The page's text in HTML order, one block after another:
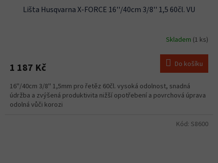
Lišta Husqvarna X-FORCE 16''/40cm 3/8'' 1,5 60čl. VU
Skladem (1 ks)
1 187 Kč Do košíku
16''/40cm 3/8'' 1,5mm pro řetěz 60čl. vysoká odolnost, snadná
údržba a zvýšená produktivita nižší opotřebení a povrchová úprava
odolná vůči korozi
Kód: S8600